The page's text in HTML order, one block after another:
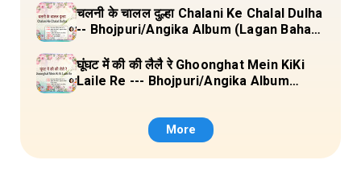
चलनी के चालल दुल्हा Chalani Ke Chalal Dulha
-- Bhojpuri/Angika Album (Lagan Bahar
घूंघट में की की लैलै रे Ghoonghat Mein KiKi
Laile Re --- Bhojpuri/Angika Album
More